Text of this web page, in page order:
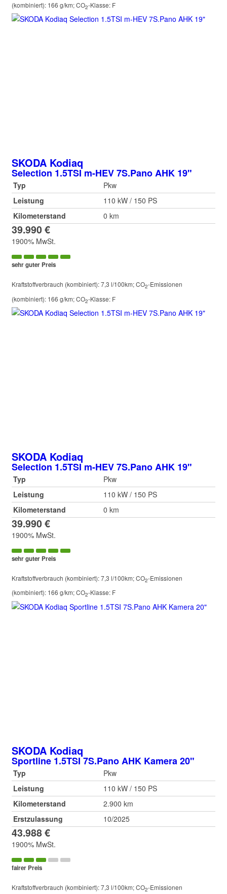
(kombiniert): 166 g/km;CO2-Klasse: F
SKODA Kodiaq
Selection 1.5TSI m-HEV 7S.Pano AHK 19"
Typ
Pkw
Leistung
110 kW / 150 PS
Kilometerstand
0 km
39.990 €
1900% MwSt.
sehr guter Preis
Kraftstoffverbrauch (kombiniert):7,3 l/100km;CO2-Emissionen
(kombiniert): 166 g/km;CO2-Klasse: F
SKODA Kodiaq
Selection 1.5TSI m-HEV 7S.Pano AHK 19"
Typ
Pkw
Leistung
110 kW / 150 PS
Kilometerstand
0 km
39.990 €
1900% MwSt.
sehr guter Preis
Kraftstoffverbrauch (kombiniert):7,3 l/100km;CO2-Emissionen
(kombiniert): 166 g/km;CO2-Klasse: F
SKODA Kodiaq
Sportline 1.5TSI 7S.Pano AHK Kamera 20"
Typ
Pkw
Leistung
110 kW / 150 PS
Kilometerstand
2.900 km
Erstzulassung
10/2025
43.988 €
1900% MwSt.
fairer Preis
Kraftstoffverbrauch (kombiniert):7,3 l/100km;CO2-Emissionen